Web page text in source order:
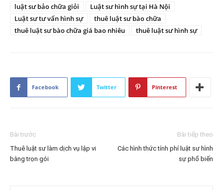
luật sư bảo chữa giỏi
Luật sư hình sự tại Hà Nội
Luật sư tư vấn hình sự
thuê luật sư bào chữa
thuê luật sư bào chữa giá bao nhiêu
thuê luật sư hình sự
Facebook Twitter Pinterest
Bài trước
Thuê luật sư làm dịch vụ lập vi
bằng trọn gói
Bài tiếp theo
Các hình thức tính phí luật sư hình
sự phổ biến